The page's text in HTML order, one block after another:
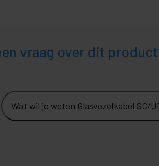
vraag over dit
Wat wil je weten Glasvezelkabel SC/